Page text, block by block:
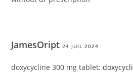
JamesOript24 JUIL 2024
doxycycline 300 mg tablet: